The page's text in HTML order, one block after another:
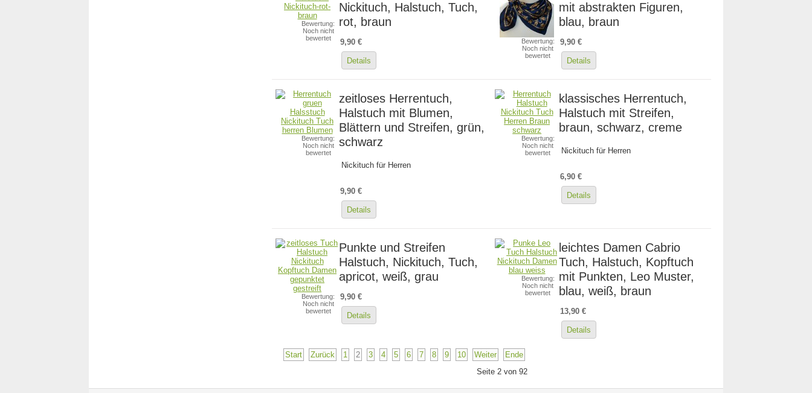
Bewertung:
Noch nicht
bewertet
Nickituch, Halstuch, Tuch,
rot, braun
9,90 €
Details
Bewertung:
Noch nicht
bewertet
mit abstrakten Figuren,
blau, braun
9,90 €
Details
Bewertung:
Noch nicht
bewertet
zeitloses Herrentuch,
Halstuch mit Blumen,
Blättern und Streifen, grün,
schwarz
Nickituch für Herren
9,90 €
Details
Bewertung:
Noch nicht
bewertet
klassisches Herrentuch,
Halstuch mit Streifen,
braun, schwarz, creme
Nickituch für Herren
6,90 €
Details
Bewertung:
Noch nicht
bewertet
Punkte und Streifen
Halstuch, Nickituch, Tuch,
apricot, weiß, grau
9,90 €
Details
Bewertung:
Noch nicht
bewertet
leichtes Damen Cabrio
Tuch, Halstuch, Kopftuch
mit Punkten, Leo Muster,
blau, weiß, braun
13,90 €
Details
Start Zurück 1 2 3 4 5 6 7 8 9 10 Weiter
Ende
Seite 2 von 92